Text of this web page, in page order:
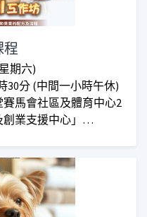
程
期六)
30分 (中間一小時午休)
馬會社區及體育中心2
業支援中心」
增加或減少***